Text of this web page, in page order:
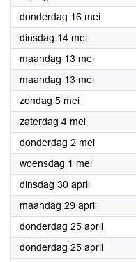
donderdag 16 mei2024
dinsdag 14 mei2024
maandag 13 mei2024
maandag 13 mei2024
zondag 5 mei2024
zaterdag 4 mei2024
donderdag 2 mei2024
woensdag 1 mei2024
dinsdag 30 april2024
maandag 29 april2024
donderdag 25 april2024
donderdag 25 april2024